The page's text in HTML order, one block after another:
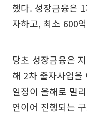
했다. 성장금융은
자하고, 최소 600
당초 성장금융은
해 2차 출자사업을
일정이 올해로 밀
연이어 진행되는